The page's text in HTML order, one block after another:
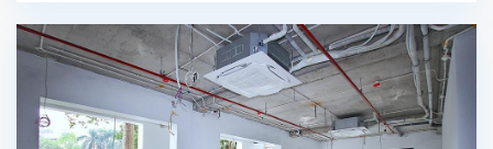
Yên
Phụ,
Tây
Hồ,
Hà
Nội.